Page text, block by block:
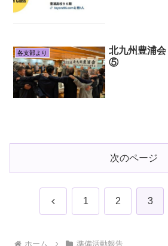
各支部より
北九州豊浦
⑤
次のページ
前 1 2 3
ホーム 準備活動報告